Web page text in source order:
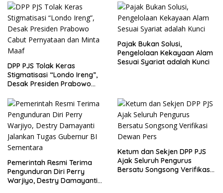
DPP PJS Tolak Keras
Stigmatisasi “Londo Ireng”,
Desak Presiden Prabowo
Maaf
Pajak Bukan Solusi,
Pengelolaan Kekayaan Alam
Sesuai Syariat adalah Kunci
Pemerintah Resmi Terima
Pengunduran Diri Perry
Warjiyo, Destry Damayanti
Ketum dan Sekjen DPP PJS
Ajak Seluruh Pengurus
Bersatu Songsong Verifikasi